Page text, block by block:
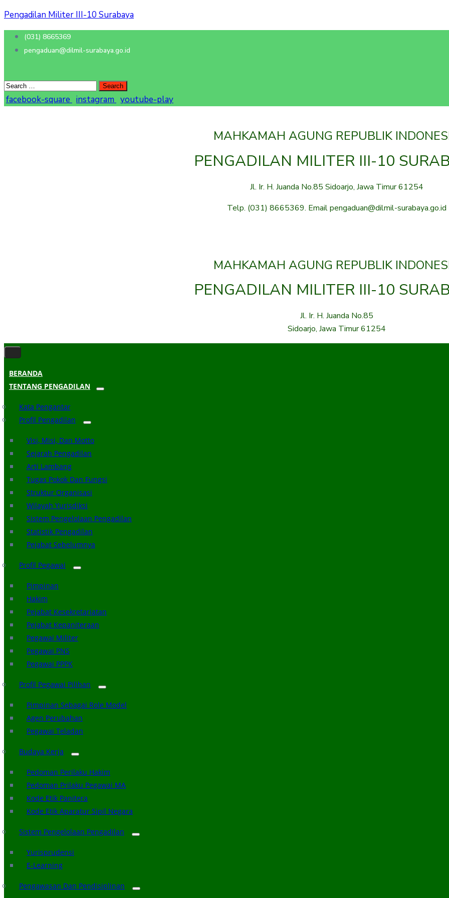
Pengadilan Militer III-10 Surabaya
(031) 8665369
pengaduan@dilmil-surabaya.go.id
facebook-square instagram youtube-play
MAHKAMAH AGUNG REPUBLIK
PENGADILAN MILITER III-10
Jl. Ir. H. Juanda No.85 Sidoarjo, Jawa Timur 61254
Telp. (031) 8665369. Email pengaduan@dilmil-surabaya.go.id
MAHKAMAH AGUNG REPUBLIK
PENGADILAN MILITER III-10
Jl. Ir. H. Juanda No.85
Sidoarjo, Jawa Timur 61254
BERANDA
TENTANG PENGADILAN
Kata Pengantar
Profil Pengadilan
Visi, Misi, Dan Motto
Sejarah Pengadilan
Arti Lambang
Tugas Pokok Dan Fungsi
Struktur Organisasi
Wilayah Yurisdiksi
Sistem Pengelolaan Pengadilan
Statistik Pengadilan
Pejabat Sebelumnya
Profil Pegawai
Pimpinan
Hakim
Pejabat Kesekretariatan
Pejabat Kepaniteraan
Pegawai Militer
Pegawai PNS
Pegawai PPPK
Profil Pegawai Pilihan
Pimpinan Sebagai Role Model
Agen Perubahan
Pegawai Teladan
Budaya Kerja
Pedoman Perilaku Hakim
Pedoman Prilaku Pegawai MA
Kode Etik Panitera
Kode Etik Aparatur Sipil Negara
Sistem Pengelolaan Pengadilan
Yurisprudensi
E-Learning
Pengawasan Dan Pendisiplinan